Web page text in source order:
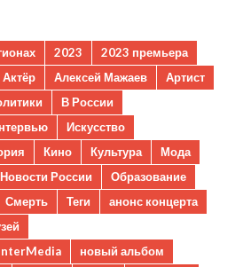
2023
2023 премьера
Актёр Алексей Мажаев
Артист
В России
Искусство
Кино Культура
Мода
Новости России
Образование
Смерть Теги
анонс концерта
новый альбом